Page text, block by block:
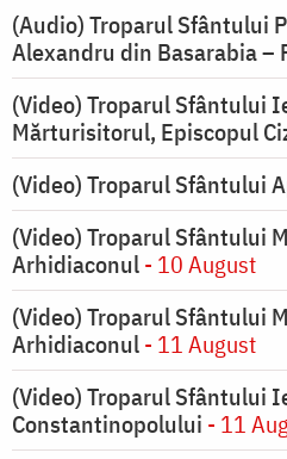
(Audio) Troparul Sfântului
Alexandru din Basarabia –
(Video) Troparul Sfântului
Mărturisitorul, Episcopul
(Video) Troparul Sfântului
(Video) Troparul Sfântului
Arhidiaconul- 10 August
(Video) Troparul Sfântului
Arhidiaconul- 11 August
(Video) Troparul Sfântului
Constantinopolului - 11